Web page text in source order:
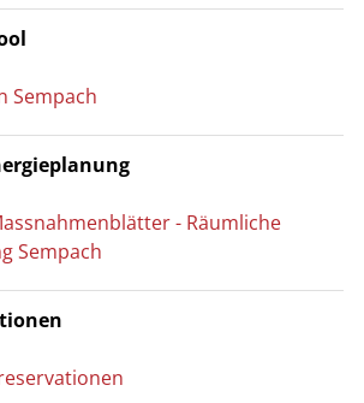
Sempach
- Räumliche
Sempach